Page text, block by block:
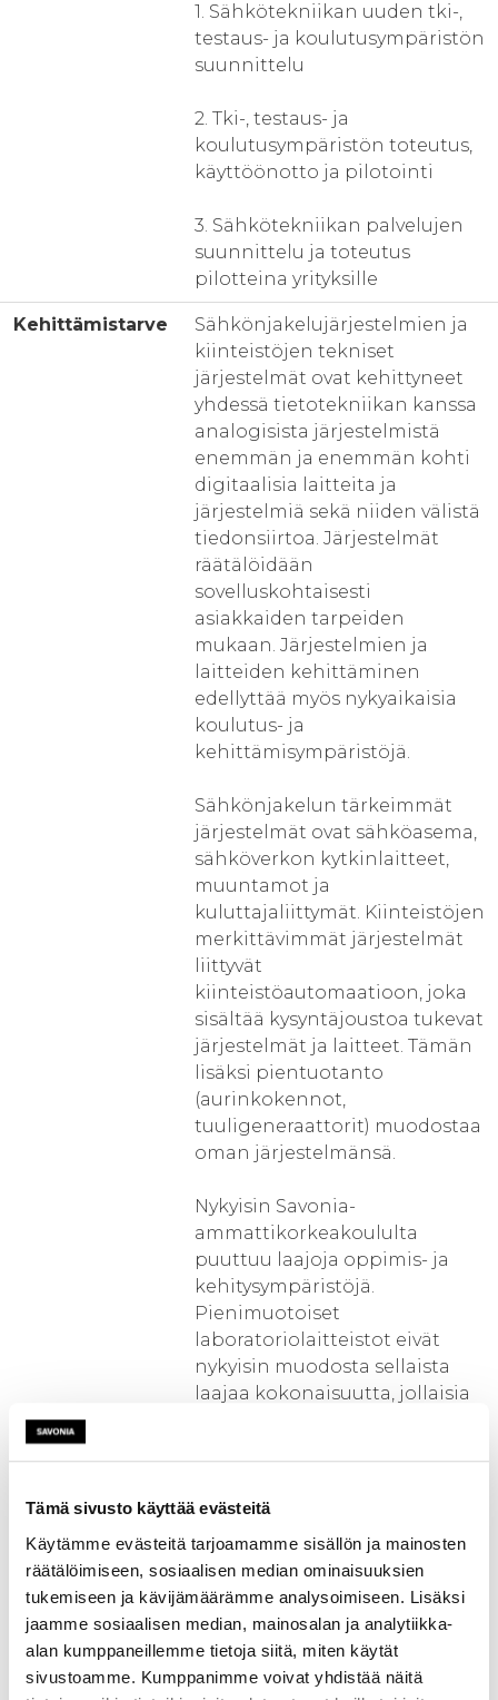
Tämä sivusto käyttää evästeitä
Käytämme evästeitä tarjoamamme sisällön ja mainosten
räätälöimiseen, sosiaalisen median ominaisuuksien
tukemiseen ja kävijämäärämme analysoimiseen. Lisäksi
jaamme sosiaalisen median, mainosalan ja analytiikka-
alan kumppaneillemme tietoja siitä, miten käytät
sivustoamme. Kumppanimme voivat yhdistää näitä
1. Sähkötekniikan uuden tki-,
testaus- ja koulutusympäristön
suunnittelu
2. Tki-, testaus- ja
koulutusympäristön toteutus,
käyttöönotto ja pilotointi
3. Sähkötekniikan palvelujen
suunnittelu ja toteutus
pilotteina yrityksille
Kehittämistarve
Sähkönjakelujärjestelmien ja
kiinteistöjen tekniset
järjestelmät ovat kehittyneet
yhdessä tietotekniikan kanssa
analogisista järjestelmistä
enemmän ja enemmän kohti
digitaalisia laitteita ja
järjestelmiä sekä niiden välistä
tiedonsiirtoa. Järjestelmät
räätälöidään
sovelluskohtaisesti
asiakkaiden tarpeiden
mukaan. Järjestelmien ja
laitteiden kehittäminen
edellyttää myös nykyaikaisia
koulutus- ja
kehittämisympäristöjä.
Sähkönjakelun tärkeimmät
järjestelmät ovat sähköasema,
sähköverkon kytkinlaitteet,
muuntamot ja
kuluttajaliittymät. Kiinteistöjen
merkittävimmät järjestelmät
liittyvät
kiinteistöautomaatioon, joka
sisältää kysyntäjoustoa tukevat
järjestelmät ja laitteet. Tämän
lisäksi pientuotanto
(aurinkokennot,
tuuligeneraattorit) muodostaa
oman järjestelmänsä.
Nykyisin Savonia-
ammattikorkeakoululta
puuttuu laajoja oppimis- ja
kehitysympäristöjä.
Pienimuotoiset
laboratoriolaitteistot eivät
nykyisin muodosta sellaista
laajaa kokonaisuutta, jollaisia
rakenteet vaatisivat oppimis-
Tältä pohjalta on keskusteltu
yhdessä paikallisen
elinkeinoelämän sekä laite- ja
järjestelmätoimijoiden kanssa
riittävän laajan tai laajojen